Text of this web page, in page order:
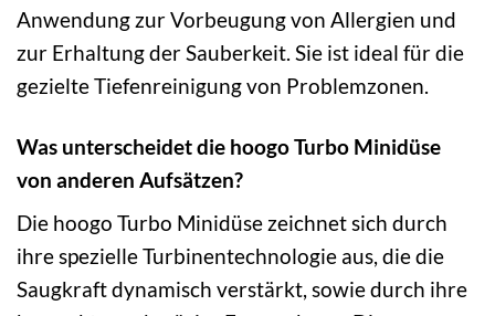
Anwendung zur Vorbeugung von Allergien und
zur Erhaltung der Sauberkeit. Sie ist ideal für die
gezielte Tiefenreinigung von Problemzonen.
Was unterscheidet die hoogo Turbo Minidüse
von anderen Aufsätzen?
Die hoogo Turbo Minidüse zeichnet sich durch
ihre spezielle Turbinentechnologie aus, die die
Saugkraft dynamisch verstärkt, sowie durch ihre